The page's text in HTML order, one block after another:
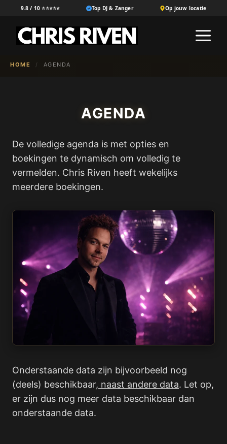
9.8 / 10 ⭐⭐⭐⭐⭐ Top DJ & Zanger Op jouw locatie
HOME / AGENDA
AGENDA
De volledige agenda is met opties en
boekingen te dynamisch om volledig te
vermelden. Chris Riven heeft wekelijks
meerdere boekingen.
Onderstaande data zijn bijvoorbeeld nog
(deels) beschikbaar, naast andere data. Let op,
er zijn dus nog meer data beschikbaar dan
onderstaande data.